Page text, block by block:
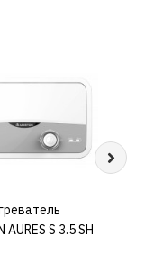
КУПИТЬ
AURES S 3.5 SH